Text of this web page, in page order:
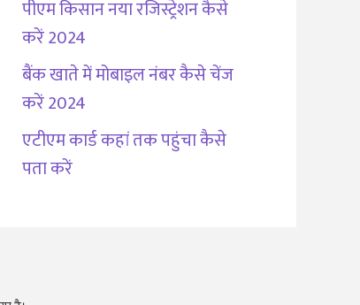
पीएम किसान नया रजिस्ट्रेशन कैसे
करें 2024
बैंक खाते में मोबाइल नंबर कैसे चेंज
करें 2024
एटीएम कार्ड कहां तक पहुंचा कैसे
पता करें